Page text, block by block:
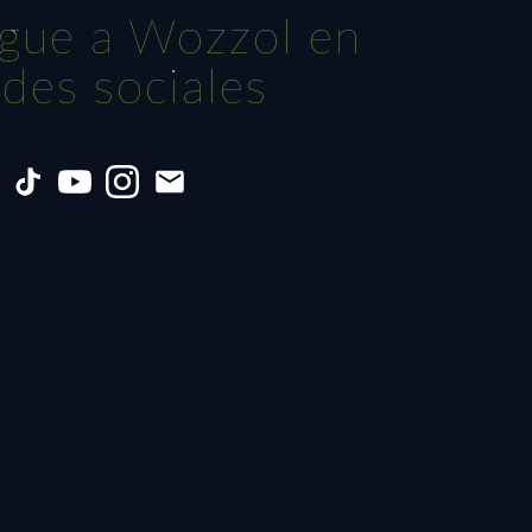
a Wozzol en
sociales